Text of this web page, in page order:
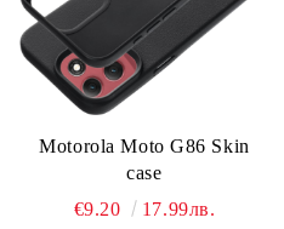
Motorola Moto G86 Skin
case
€9.20
17.99лв.